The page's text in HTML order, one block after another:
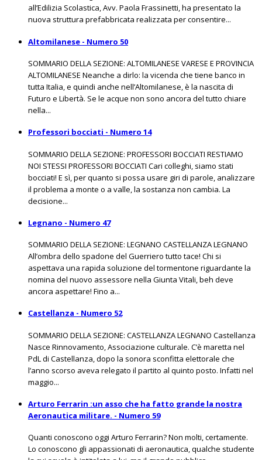
all’Edilizia Scolastica, Avv. Paola Frassinetti, ha presentato la
nuova struttura prefabbricata realizzata per consentire...
Altomilanese - Numero 50
SOMMARIO DELLA SEZIONE: ALTOMILANESE VARESE E PROVINCIA
ALTOMILANESE Neanche a dirlo: la vicenda che tiene banco in
tutta Italia, e quindi anche nell’Altomilanese, è la nascita di
Futuro e Libertà. Se le acque non sono ancora del tutto chiare
nella...
Professori bocciati - Numero 14
SOMMARIO DELLA SEZIONE: PROFESSORI BOCCIATI RESTIAMO
NOI STESSI PROFESSORI BOCCIATI Cari colleghi, siamo stati
bocciati! E sì, per quanto si possa usare giri di parole, analizzare
il problema a monte o a valle, la sostanza non cambia. La
decisione...
Legnano - Numero 47
SOMMARIO DELLA SEZIONE: LEGNANO CASTELLANZA LEGNANO
All’ombra dello spadone del Guerriero tutto tace! Chi si
aspettava una rapida soluzione del tormentone riguardante la
nomina del nuovo assessore nella Giunta Vitali, beh deve
ancora aspettare! Fino a...
Castellanza - Numero 52
SOMMARIO DELLA SEZIONE: CASTELLANZA LEGNANO Castellanza
Nasce Rinnovamento, Associazione culturale. C’è maretta nel
PdL di Castellanza, dopo la sonora sconfitta elettorale che
l’anno scorso aveva relegato il partito al quinto posto. Infatti nel
maggio...
Arturo Ferrarin :un asso che ha fatto grande la nostra
Aeronautica militare. - Numero 59
Quanti conoscono oggi Arturo Ferrarin? Non molti, certamente.
Lo conoscono gli appassionati di aeronautica, qualche studente